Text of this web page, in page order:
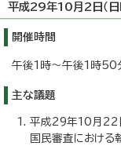
平成29年10月2日（日
開催時間
午後1時～午後1時50
主な議題
平成29年10月22
国民審査における